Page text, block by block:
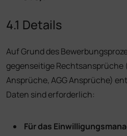
4.1 Details
Auf Grund des
gegenseitige Rechtsansprüche
Ansprüche, AGG Ansprüche)
Daten sind erforderlich:
Für das